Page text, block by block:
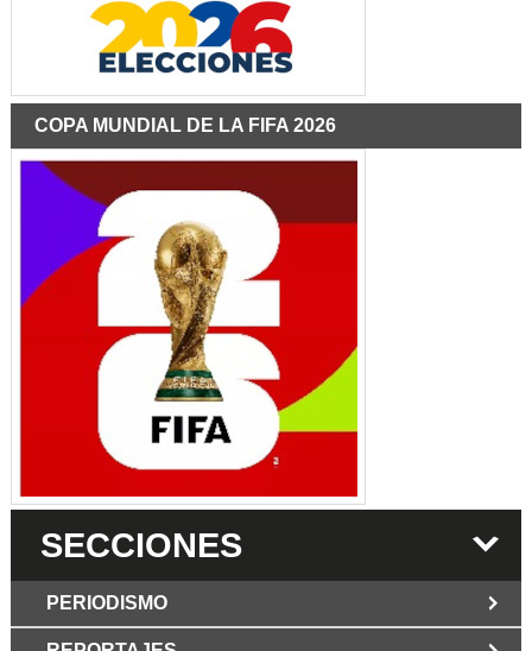
COPA MUNDIAL DE LA FIFA 2026
SECCIONES
PERIODISMO